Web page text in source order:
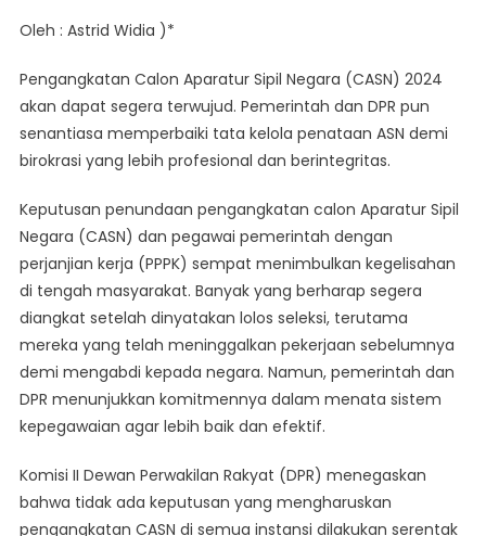
Akan
Segera
Terwujud
Oleh : Astrid Widia )*
Pengangkatan Calon Aparatur Sipil Negara (CASN) 2024
akan dapat segera terwujud. Pemerintah dan DPR pun
senantiasa memperbaiki tata kelola penataan ASN demi
birokrasi yang lebih profesional dan berintegritas.
Keputusan penundaan pengangkatan calon Aparatur Sipil
Negara (CASN) dan pegawai pemerintah dengan
perjanjian kerja (PPPK) sempat menimbulkan kegelisahan
di tengah masyarakat. Banyak yang berharap segera
diangkat setelah dinyatakan lolos seleksi, terutama
mereka yang telah meninggalkan pekerjaan sebelumnya
demi mengabdi kepada negara. Namun, pemerintah dan
DPR menunjukkan komitmennya dalam menata sistem
kepegawaian agar lebih baik dan efektif.
Komisi II Dewan Perwakilan Rakyat (DPR) menegaskan
bahwa tidak ada keputusan yang mengharuskan
pengangkatan CASN di semua instansi dilakukan serentak